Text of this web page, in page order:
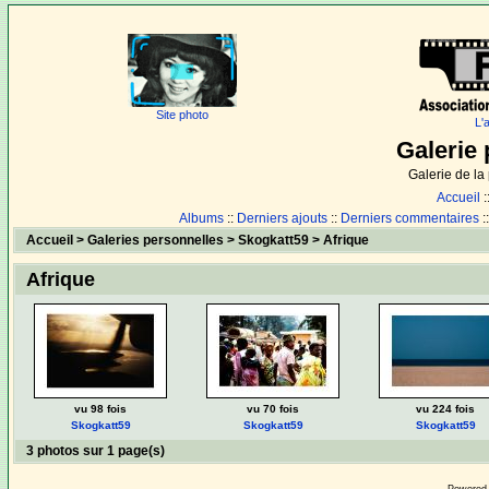
Site photo
Galerie
Galerie de la
Accueil
Albums :: Derniers ajouts :: Derniers commentaires
Accueil > Galeries personnelles > Skogkatt59> Afrique
Afrique
vu 98 fois
Skogkatt59
vu 70 fois
Skogkatt59
vu 224 fois
Skogkatt59
3 photos sur 1 page(s)